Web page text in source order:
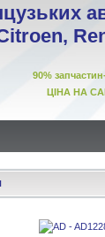
запчастин-
ЦІНА НА